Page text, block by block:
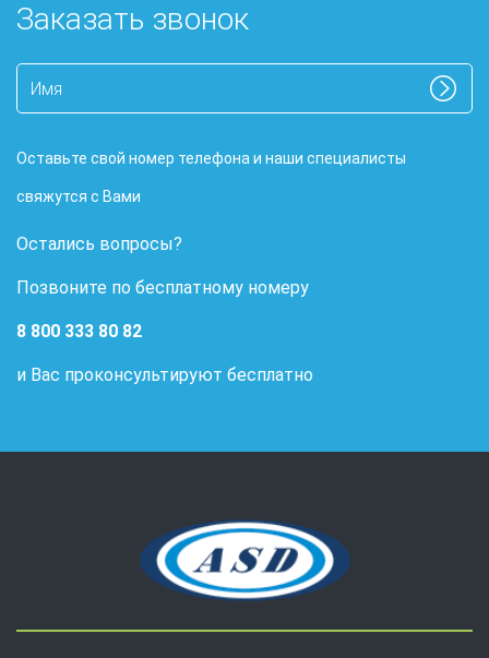
Заказать звонок
Оставьте свой номер телефона и наши специалисты
свяжутся с Вами
Остались вопросы?
Позвоните по бесплатному номеру
8 800 333 80 82
и Вас проконсультируют бесплатно